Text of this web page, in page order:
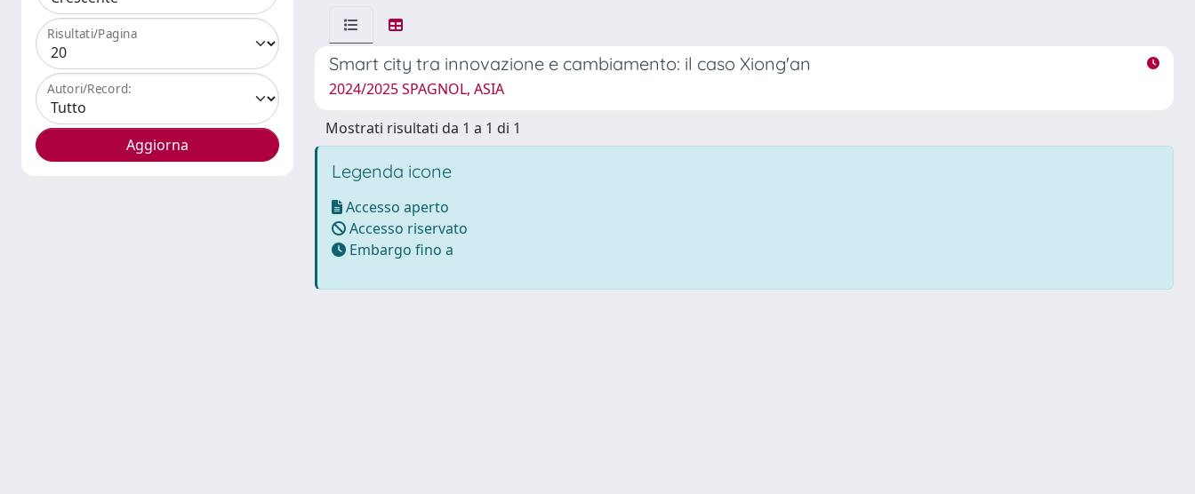
Risultati/Pagina
Autori/Record:
Smart city tra innovazione e cambiamento: il caso Xiong'an
2024/2025 SPAGNOL, ASIA
Mostrati risultati da 1 a 1 di 1
Legenda icone
Accesso aperto
Accesso riservato
Embargo fino a